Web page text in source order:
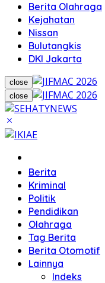
Berita Olahraga
Kejahatan
Nissan
Bulutangkis
DKI Jakarta
close
close
Berita
Kriminal
Politik
Pendidikan
Olahraga
Tag Berita
Berita Otomotif
Lainnya
Indeks